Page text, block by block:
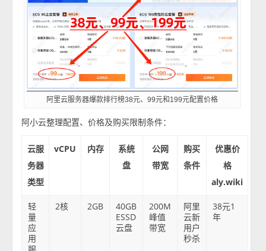
阿里云服务器爆款排行榜38元、99元和199元配置价格
阿小云整理配置、价格及购买限制条件：
云服
务器
类型
vCPU 内存
系统
盘
公网
带宽
购买
条件
优惠价
格
aly.wiki
轻
量
应
用
2核 2GB
40GB
ESSD
云盘
200M
峰值
带宽
阿里
云新
用户
秒杀
38元1
年